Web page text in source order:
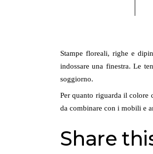
Stampe floreali, righe e
indossare una finestra. Le
soggiorno.
Per quanto riguarda il colore
da combinare con i mobili e
Share